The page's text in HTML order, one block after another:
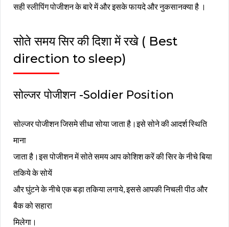
सही स्लीपिंग पोजीशन के बारे में और इसके फायदे और नुकसानक्या है ।
सोते समय सिर की दिशा में रखे ( Best
direction to sleep)
सोल्जर पोजीशन -Soldier Position
सोल्जर पोजीशन जिसमे सीधा सोया जाता है।इसे सोने की आदर्श स्थिति
माना
जाता है।इस पोजीशन में सोते समय आप कोशिश करें की सिर के नीचे बिया
तकिये के सोयें
और घुंटने के नीचे एक बड़ा तकिया लगाये, इससे आपकी निचली पीठ और
बैक को सहारा
मिलेगा।